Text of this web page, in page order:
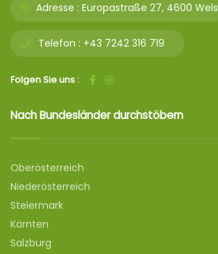
Adresse : Europastraße 27, 4600 Wels
Telefon : +43 7242 316 719
Folgen Sie uns :
Nach Bundesländer durchstöbern
Oberösterreich
Niederösterreich
Steiermark
Kärnten
Salzburg